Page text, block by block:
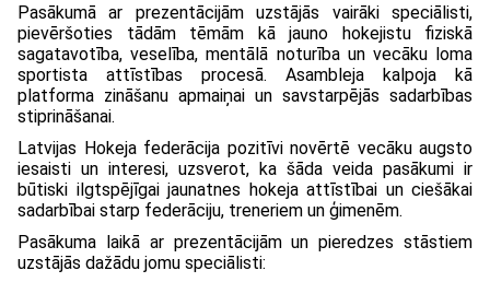
Pasākumā ar prezentācijām uzstājās vairāki speciālisti,
pievēršoties tādām tēmām kā jauno hokejistu fiziskā
sagatavotība, veselība, mentālā noturība un vecāku loma
sportista attīstības procesā. Asambleja kalpoja kā
platforma zināšanu apmaiņai un savstarpējās sadarbības
stiprināšanai.
Latvijas Hokeja federācija pozitīvi novērtē vecāku augsto
iesaisti un interesi, uzsverot, ka šāda veida pasākumi ir
būtiski ilgtspējīgai jaunatnes hokeja attīstībai un ciešākai
sadarbībai starp federāciju, treneriem un ģimenēm.
Pasākuma laikā ar prezentācijām un pieredzes stāstiem
uzstājās dažādu jomu speciālisti: